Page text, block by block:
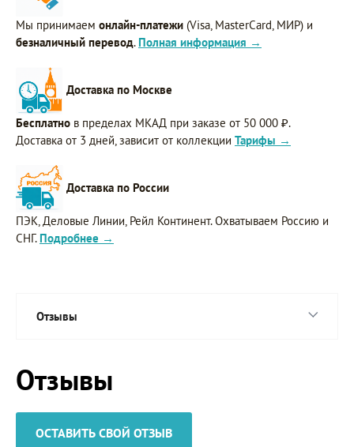
Мы принимаем онлайн-платежи (Visa, MasterCard, МИР) и
безналичный перевод. Полная информация →
Доставка по Москве
Бесплатно в пределах МКАД при заказе от 50 000 ₽.
Доставка от 3 дней, зависит от коллекции Тарифы →
Доставка по России
ПЭК, Деловые Линии, Рейл Континент. Охватываем Россию и
СНГ. Подробнее →
Отзывы
Отзывы
ОСТАВИТЬ СВОЙ ОТЗЫВ